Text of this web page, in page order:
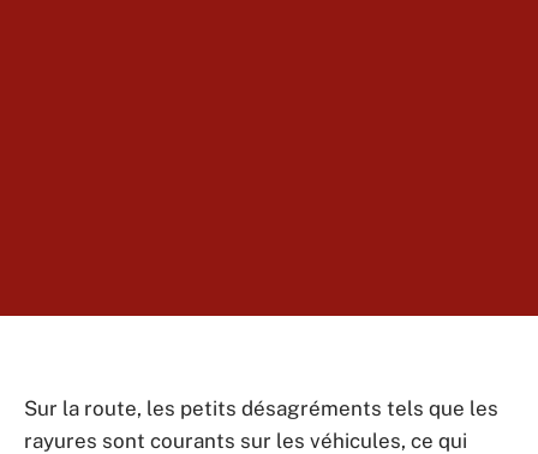
Sur la route, les petits désagréments tels que les
rayures sont courants sur les véhicules, ce qui